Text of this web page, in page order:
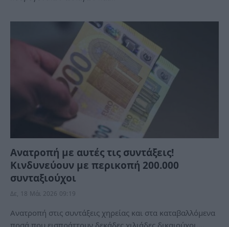
Ανατροπή με αυτές τις συντάξεις!
Κινδυνεύουν με περικοπή 200.000
συνταξιούχοι
Δε, 18 Μάι 2026 09:19
Ανατροπή στις συντάξεις χηρείας και στα καταβαλλόμενα
ποσά που εισπράττουν δεκάδες χιλιάδες δικαιούχοι,…